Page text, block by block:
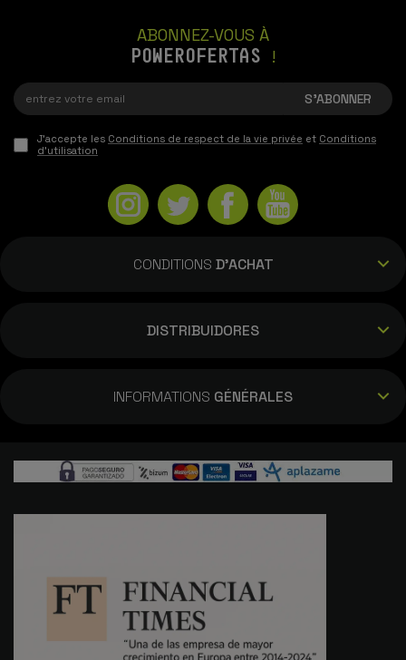
ABONNEZ-VOUS À
POWEROFERTAS !
J'accepte les Conditions de respect de la vie privée et Conditions
d'utilisation
CONDITIONS D'ACHAT
DISTRIBUIDORES
INFORMATIONS GÉNÉRALES